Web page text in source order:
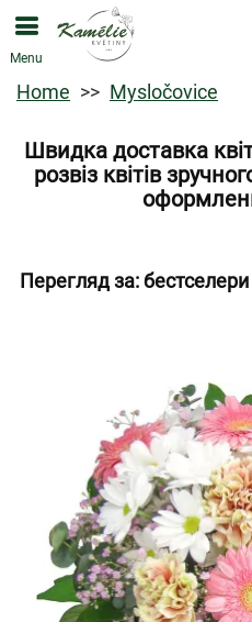
Menu
Home Mysločovice
Швидка доставка
розвіз квітів
Перегляд за:бестселери